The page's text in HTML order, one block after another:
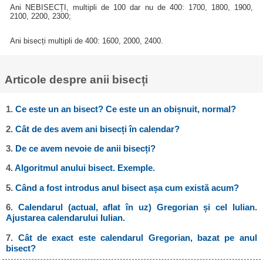
Ani NEBISECȚI, multipli de 100 dar nu de 400: 1700, 1800, 1900,
2100, 2200, 2300;
Ani bisecți multipli de 400: 1600, 2000, 2400.
Articole despre anii bisecți
1.Ce este un an bisect? Ce este un an obișnuit, normal?
2.Cât de des avem ani bisecți în calendar?
3. De ce avem nevoie de anii bisecți?
4.Algoritmul anului bisect. Exemple.
5.Când a fost introdus anul bisect așa cum există acum?
6. Calendarul (actual, aflat în uz) Gregorian și cel Iulian.
Ajustarea calendarului Iulian.
7. Cât de exact este calendarul Gregorian, bazat pe anul
bisect?